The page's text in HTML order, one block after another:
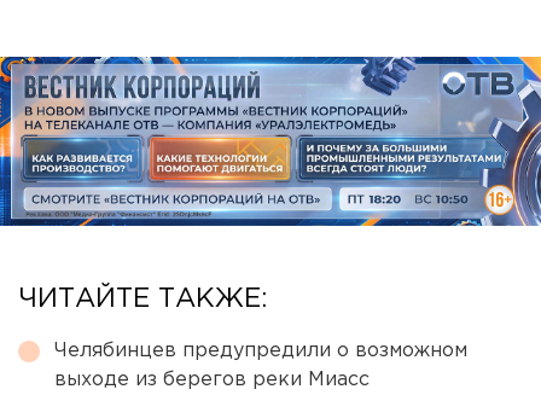
ЧИТАЙТЕ ТАКЖЕ:
Челябинцев предупредили о возможном
выходе из берегов реки Миасс